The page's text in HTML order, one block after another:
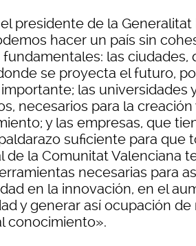
presidente de la
hacer un país sin
las ciudades,
se proyecta el futuro,
las universidades
necesarios para la
y las empresas, que
suficiente para que
de la Comunitat Valenciana
necesarias para
en la innovación, en el
y generar así ocupación
conocimiento».